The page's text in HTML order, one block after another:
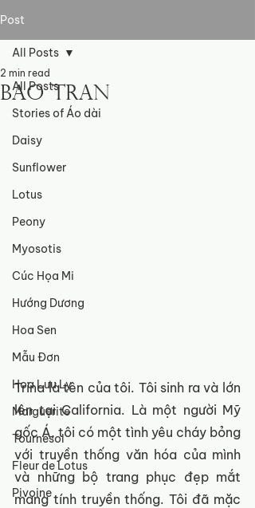
Post
All Posts
Stories of Áo dài
Daisy
Sunflower
Lotus
Peony
Myosotis
Cúc Họa Mi
Hướng Dương
Hoa Sen
Mẫu Đơn
Hoa Lưu Ly
Marguerite
Tournesol
Fleur de Lotus
Pivoine
All Posts
Bao Tran
2 min read
Trina là tên của tôi. Tôi sinh ra và lớn
lên tại California. Là một người Mỹ
gốc Á, tôi có một tình yêu cháy bỏng
với truyền thống văn hóa của mình
và những bộ trang phục đẹp mắt
mang tính truyền thống. Tôi đã mặc